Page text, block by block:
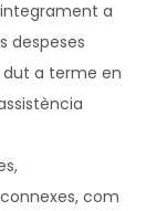
a
despeses
dut a terme en
com